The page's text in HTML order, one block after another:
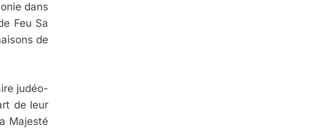
dans
Feu Sa
de
judéo-
de leur
Majesté
Par Thérèse Zrihen-